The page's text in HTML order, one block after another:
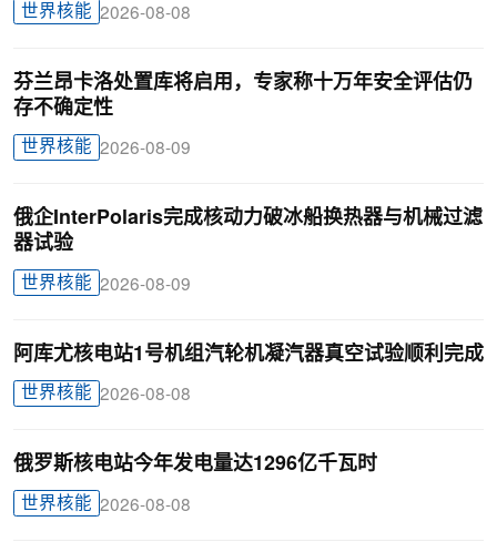
世界核能 2026-08-08
芬兰昂卡洛处置库将启用，专家称十万年安全评估仍
存不确定性
世界核能 2026-08-09
俄企InterPolaris完成核动力破冰船换热器与机械过滤
器试验
世界核能 2026-08-09
阿库尤核电站1号机组汽轮机凝汽器真空试验顺利完成
世界核能 2026-08-08
俄罗斯核电站今年发电量达1296亿千瓦时
世界核能 2026-08-08